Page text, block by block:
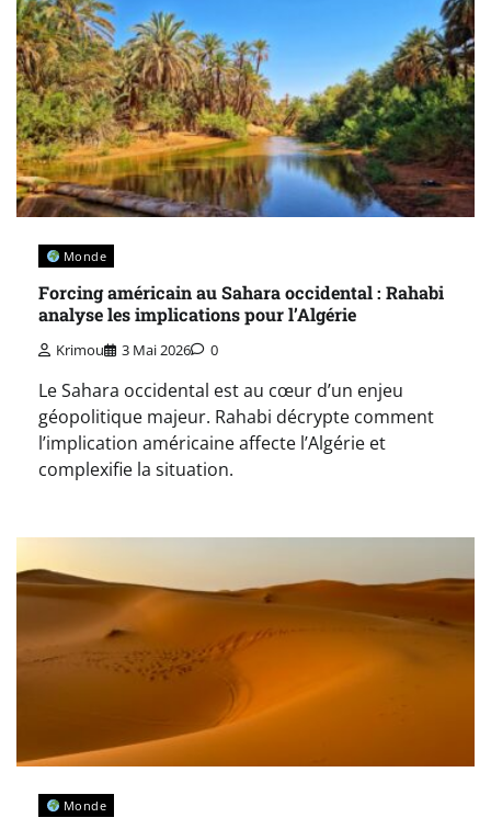
Monde
Forcing américain au Sahara occidental : Rahabi
analyse les implications pour l’Algérie
Krimou 3 Mai 2026 0
Le Sahara occidental est au cœur d’un enjeu
géopolitique majeur. Rahabi décrypte comment
l’implication américaine affecte l’Algérie et
complexifie la situation.
Monde